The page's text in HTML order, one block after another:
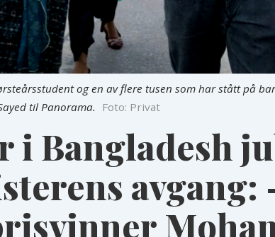
og en av flere tusen som har stått på
til Panorama.
Foto: Privat
i Bangladesh
avgang: